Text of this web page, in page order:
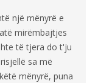
një mënyrë e
mirëmbajtjes
të tjera do t'ju
sa më
mënyrë, puna